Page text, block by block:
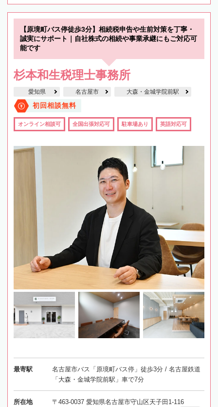
【原境町バス停徒歩3分】相続税申告や生前対策を丁寧・
誠実にサポート｜自社株式の相続や事業承継にもご対応可
能です
杉本和生税理士事務所
愛知県 名古屋市 大森・金城学院前駅
初回相談無料
オンライン相談可 全国出張対応可 駐車場あり 英語対応可
最寄駅
名古屋市バス「原境町バス停」徒歩3分 / 名古屋鉄道
「大森・金城学院前駅」車で7分
所在地 〒463-0037 愛知県名古屋市守山区天子田1-116